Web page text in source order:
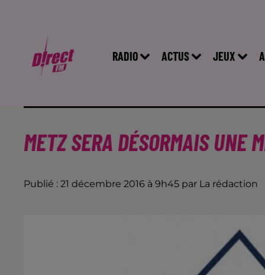
RADIO ACTUS JEUX
METZ SERA DÉSORMAIS UNE
Publié : 21 décembre 2016 à 9h45 par La rédaction